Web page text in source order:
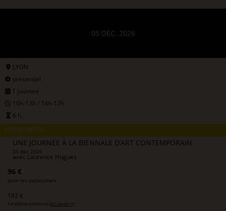
05 DÉC. 2026
LYON
présentiel
1 journée
10h-13h / 14h-17h
6 h.
DÉCOUVERTE
UNE JOURNÉE À LA BIENNALE D’ART CONTEMPORAIN
05 déc 2026
avec Laurence Hugues
96 €
pour les particuliers
192 €
formation continue ( en savoir + )